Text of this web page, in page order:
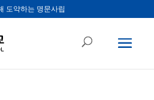
도약하는 명문사립